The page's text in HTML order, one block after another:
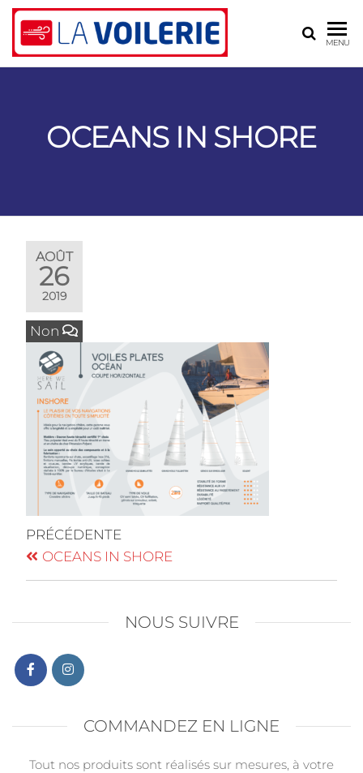
VOILERIE
ASSOCIÉS
gréement
MENU
OCEANS IN SHORE
AOÛT
26
2019
Non
PRÉCÉDENTE
OCEANS IN SHORE
NOUS SUIVRE
COMMANDEZ EN LIGNE
Tout nos produits sont réalisés sur mesures, à votre